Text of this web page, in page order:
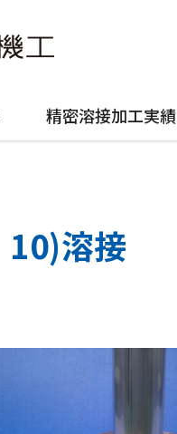
精密溶接加工実績
10)溶接